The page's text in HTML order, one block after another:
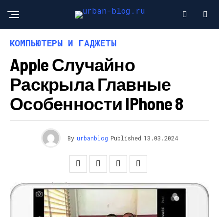
КОМПЬЮТЕРЫ И ГАДЖЕТЫ
Apple Случайно
Раскрыла Главные
Особенности IPhone 8
By urbanblog Published 13.03.2024